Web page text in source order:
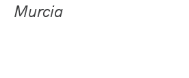
Murcia